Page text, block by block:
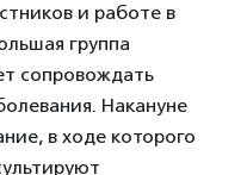
и работе в
группа
сопровождать
Накануне
в ходе которого